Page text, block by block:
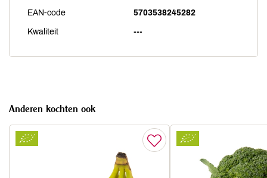
EAN-code 5703538245282
Kwaliteit ---
Anderen kochten ook